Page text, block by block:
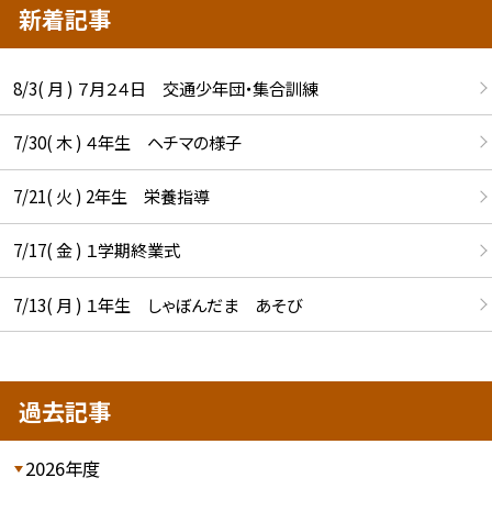
新着記事
8/3( 月 ) ７月２４日 交通少年団・集合訓練
7/30( 木 ) ４年生 ヘチマの様子
7/21( 火 ) 2年生 栄養指導
7/17( 金 ) １学期終業式
7/13( 月 ) １年生 しゃぼんだま あそび
過去記事
2026年度